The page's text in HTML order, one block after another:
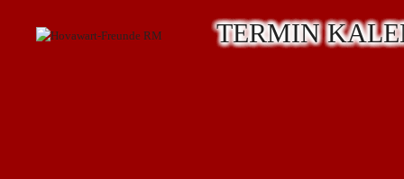
TERMIN
03:00